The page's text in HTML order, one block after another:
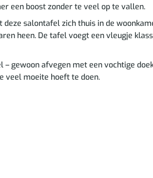
een boost zonder te veel op te vallen.
salontafel zich thuis in de
heen. De tafel voegt een vleugje
gewoon afvegen met een vochtige
veel moeite hoeft te doen.